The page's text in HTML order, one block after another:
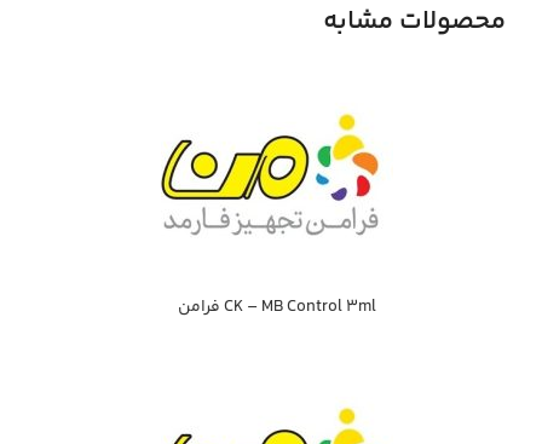
محصولات مشابه
CK – MB Control 3ml فرامن